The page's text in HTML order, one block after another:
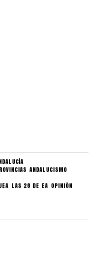
ANDALUCISMO
LAS 28 DE EA OPINIÓN